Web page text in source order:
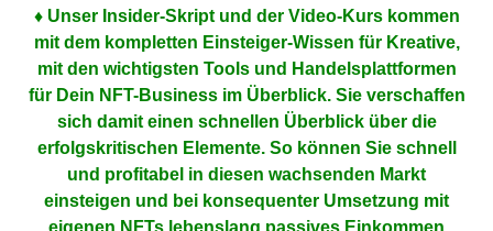
♦ Unser Insider-Skript und der Video-Kurs kommen
mit dem kompletten Einsteiger-Wissen für Kreative,
mit den wichtigsten Tools und Handelsplattformen
für Dein NFT-Business im Überblick. Sie verschaffen
sich damit einen schnellen Überblick über die
erfolgskritischen Elemente. So können Sie schnell
und profitabel in diesen wachsenden Markt
einsteigen und bei konsequenter Umsetzung mit